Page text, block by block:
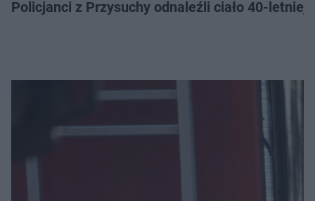
Policjanci z Przysuchy odnaleźli ciało 40-letniej